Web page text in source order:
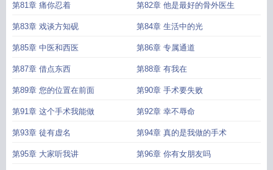
第81章 痛你忍着 第82章 他是最好的骨外医生
第83章 戏谈方知砚 第84章 生活中的光
第85章 中医和西医 第86章 专属通道
第87章 借点东西 第88章 有我在
第89章 您的位置在前面 第90章 手术要失败
第91章 这个手术我能做 第92章 幸不辱命
第93章 徒有虚名 第94章 真的是我做的手术
第95章 大家听我讲 第96章 你有女朋友吗